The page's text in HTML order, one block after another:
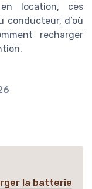
location, ces
conducteur, d’où
recharger
la batterie